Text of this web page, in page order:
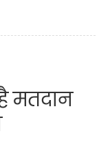
मतदान